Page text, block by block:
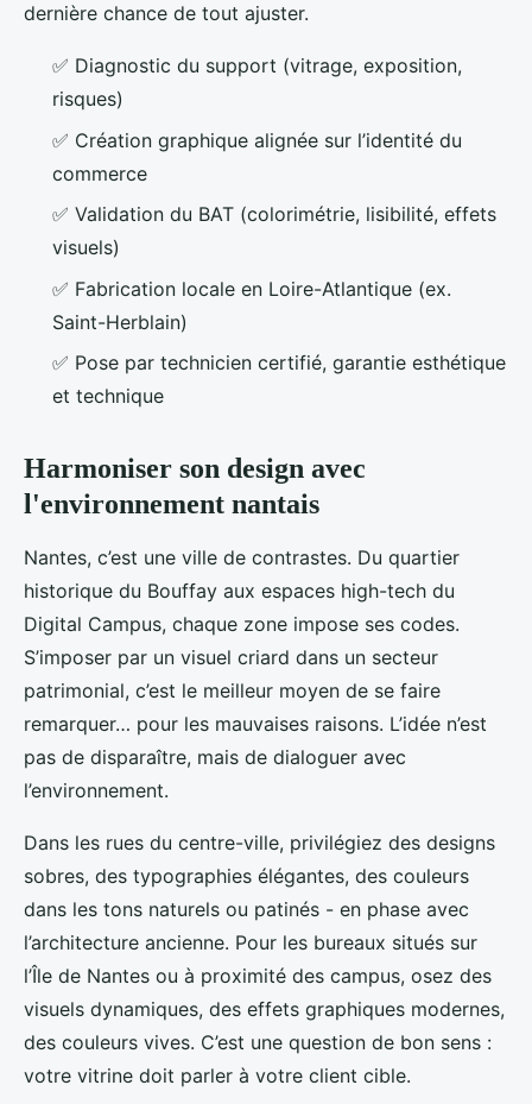
dernière chance de tout ajuster.
✅ Diagnostic du support (vitrage, exposition,
risques)
✅ Création graphique alignée sur l’identité du
commerce
✅ Validation du BAT (colorimétrie, lisibilité, effets
visuels)
✅ Fabrication locale en Loire-Atlantique (ex.
Saint-Herblain)
✅ Pose par technicien certifié, garantie esthétique
et technique
Harmoniser son design avec
l'environnement nantais
Nantes, c’est une ville de contrastes. Du quartier
historique du Bouffay aux espaces high-tech du
Digital Campus, chaque zone impose ses codes.
S’imposer par un visuel criard dans un secteur
patrimonial, c’est le meilleur moyen de se faire
remarquer… pour les mauvaises raisons. L’idée n’est
pas de disparaître, mais de dialoguer avec
l’environnement.
Dans les rues du centre-ville, privilégiez des designs
sobres, des typographies élégantes, des couleurs
dans les tons naturels ou patinés - en phase avec
l’architecture ancienne. Pour les bureaux situés sur
l’Île de Nantes ou à proximité des campus, osez des
visuels dynamiques, des effets graphiques modernes,
des couleurs vives. C’est une question de bon sens :
votre vitrine doit parler à votre client cible.